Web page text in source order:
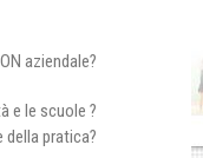
aziendale?
e le scuole ?
pratica?